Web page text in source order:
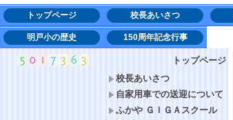
トップページ 校長あいさつ
明戸小の歴史 150周年記念行事
トップページ
校長あいさつ
自家用車での送迎について
ふかや ＧＩＧＡスクール